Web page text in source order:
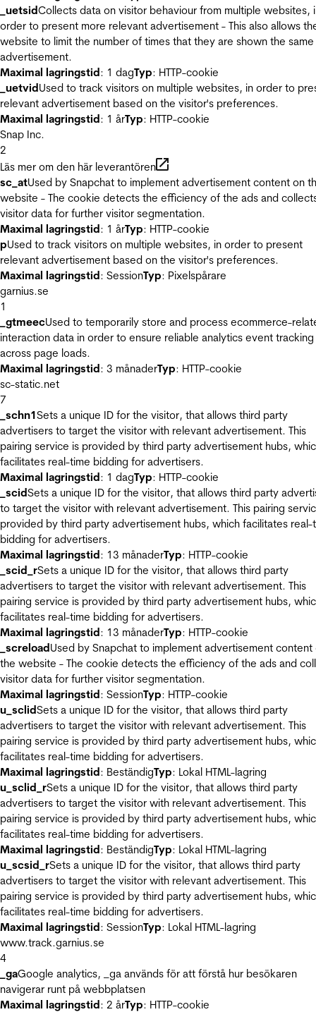
_uetsidCollects data on visitor behaviour from multiple websites,
order to present more relevant advertisement - This also allows
website to limit the number of times that they are shown the same
advertisement.
Maximal lagringstid: 1 dagTyp: HTTP-cookie
_uetvidUsed to track visitors on multiple websites, in order to
relevant advertisement based on the visitor's preferences.
Maximal lagringstid: 1 årTyp: HTTP-cookie
Snap Inc.
2
Läs mer om den här leverantören
sc_atUsed by Snapchat to implement advertisement content on
website - The cookie detects the efficiency of the ads and
visitor data for further visitor segmentation.
Maximal lagringstid: 1 årTyp: HTTP-cookie
pUsed to track visitors on multiple websites, in order to present
relevant advertisement based on the visitor's preferences.
Maximal lagringstid: SessionTyp: Pixelspårare
garnius.se
1
_gtmeecUsed to temporarily store and process ecommerce-
interaction data in order to ensure reliable analytics event tracking
across page loads.
Maximal lagringstid: 3 månaderTyp: HTTP-cookie
sc-static.net
7
_schn1Sets a unique ID for the visitor, that allows third party
advertisers to target the visitor with relevant advertisement. This
pairing service is provided by third party advertisement hubs,
facilitates real-time bidding for advertisers.
Maximal lagringstid: 1 dagTyp: HTTP-cookie
_scidSets a unique ID for the visitor, that allows third party
to target the visitor with relevant advertisement. This pairing
provided by third party advertisement hubs, which facilitates real-
bidding for advertisers.
Maximal lagringstid: 13 månaderTyp: HTTP-cookie
_scid_rSets a unique ID for the visitor, that allows third party
advertisers to target the visitor with relevant advertisement. This
pairing service is provided by third party advertisement hubs,
facilitates real-time bidding for advertisers.
Maximal lagringstid: 13 månaderTyp: HTTP-cookie
_screloadUsed by Snapchat to implement advertisement content
the website - The cookie detects the efficiency of the ads and
visitor data for further visitor segmentation.
Maximal lagringstid: SessionTyp: HTTP-cookie
u_sclidSets a unique ID for the visitor, that allows third party
advertisers to target the visitor with relevant advertisement. This
pairing service is provided by third party advertisement hubs,
facilitates real-time bidding for advertisers.
Maximal lagringstid: BeständigTyp: Lokal HTML-lagring
u_sclid_rSets a unique ID for the visitor, that allows third party
advertisers to target the visitor with relevant advertisement. This
pairing service is provided by third party advertisement hubs,
facilitates real-time bidding for advertisers.
Maximal lagringstid: BeständigTyp: Lokal HTML-lagring
u_scsid_rSets a unique ID for the visitor, that allows third party
advertisers to target the visitor with relevant advertisement. This
pairing service is provided by third party advertisement hubs,
facilitates real-time bidding for advertisers.
Maximal lagringstid: SessionTyp: Lokal HTML-lagring
www.track.garnius.se
4
_gaGoogle analytics, _ga används för att förstå hur besökaren
navigerar runt på webbplatsen
Maximal lagringstid: 2 årTyp: HTTP-cookie